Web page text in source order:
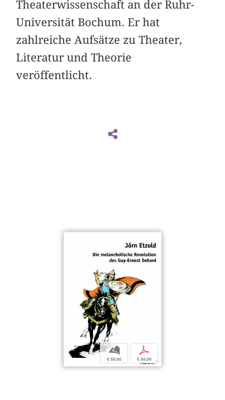
Theaterwissenschaft an der Ruhr-
Universität Bochum. Er hat
zahlreiche Aufsätze zu Theater,
Literatur und Theorie
veröffentlicht.
b
€ 50,00
p
€ 50,00